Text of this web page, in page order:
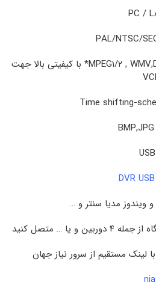
امکان ضبط تصاویر تلویزیونی و ویدئویی با فرمتهای MPEG۱/۲ , WMV,DIVX* با کیفیتی بالا جهت
لینک مستقیم از سرور نیاز جهان